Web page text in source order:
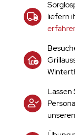
liefern
Lassen